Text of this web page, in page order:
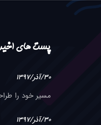
پست های
30/آذر/1397
مسیر خود را
30/آذر/1397